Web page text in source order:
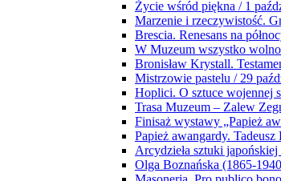
Życie wśród piękna / 1
Marzenie i rzeczywistość.
Brescia. Renesans na
W Muzeum wszystko
Bronisław Krystall.
Mistrzowie pastelu / 29
Hoplici. O sztuce wojennej
Trasa Muzeum – Zalew
Finisaż wystawy „Papież
Papież awangardy.
Arcydzieła sztuki
Olga Boznańska (1865-